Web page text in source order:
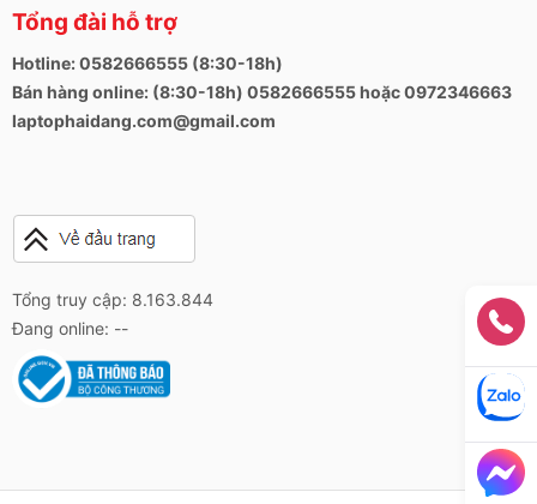
Tổng đài hỗ trợ
Hotline: 0582666555 (8:30-18h)
Bán hàng online: (8:30-18h) 0582666555 hoặc 0972346663
laptophaidang.com@gmail.com
Tổng truy cập: 8.163.844
Đang online: --